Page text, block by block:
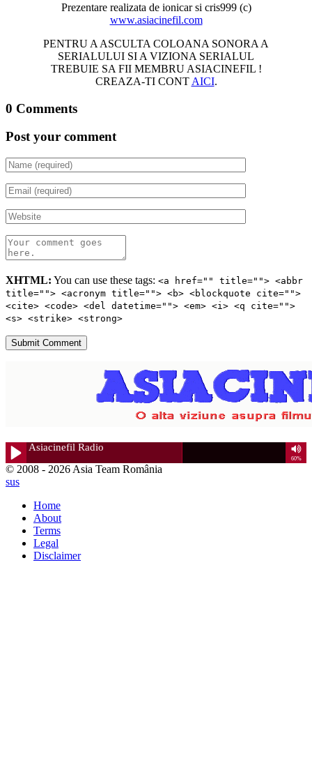
Prezentare realizata de ionicar si cris999 (c)
www.asiacinefil.com
PENTRU A ASCULTA COLOANA SONORA A
SERIALULUI SI A VIZIONA SERIALUL
TREBUIE SA FII MEMBRU ASIACINEFIL !
CREAZA-TI CONT AICI.
0 Comments
Post your comment
XHTML: You can use these tags: <a href="" title=""> <abbr
title=""> <acronym title=""> <b> <blockquote cite="">
<cite> <code> <del datetime=""> <em> <i> <q cite="">
<s> <strike> <strong>
© 2008 - 2026 Asia Team România
sus
Home
About
Terms
Legal
Disclaimer